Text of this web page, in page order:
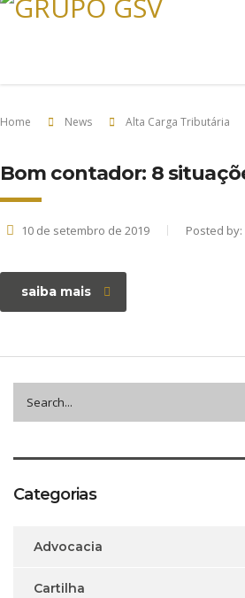
Home News Alta Carga Tributária
Bom contador: 8
10 de setembro de 2019 Posted by:
saiba mais
Categorias
Advocacia
Cartilha